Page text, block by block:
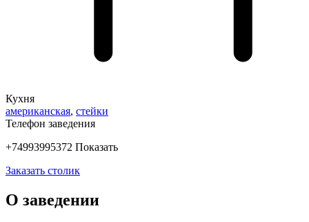
Кухня
американская, стейки
Телефон заведения
+74993995372 Показать
Заказать столик
О заведении